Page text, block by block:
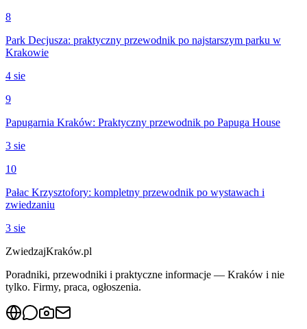
8
Park Decjusza: praktyczny przewodnik po najstarszym parku w
Krakowie
4 sie
9
Papugarnia Kraków: Praktyczny przewodnik po Papuga House
3 sie
10
Pałac Krzysztofory: kompletny przewodnik po wystawach i
zwiedzaniu
3 sie
ZwiedzajKraków.pl
Poradniki, przewodniki i praktyczne informacje — Kraków i nie
tylko. Firmy, praca, ogłoszenia.